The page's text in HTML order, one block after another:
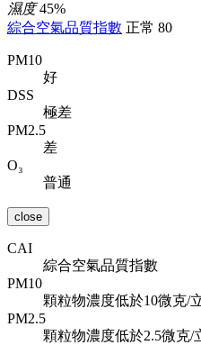
濕度45%
綜合空氣品質指數 正常 80
PM10
好
DSS
極差
PM2.5
差
O₃
普通
close
CAI
綜合空氣品質指數
PM10
顆粒物濃度低於10微克/
PM2.5
顆粒物濃度低於2.5微克/